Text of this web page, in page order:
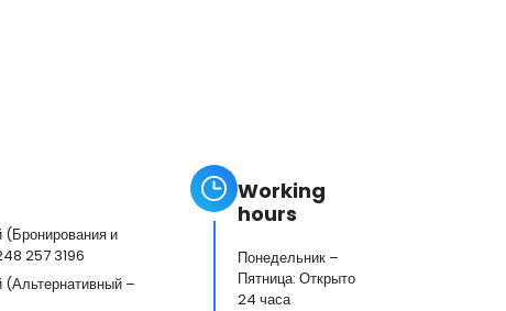
(Бронирования и
257 3196
(Альтернативный –
Working
hours
Понедельник –
Пятница: Открыто
24 часа